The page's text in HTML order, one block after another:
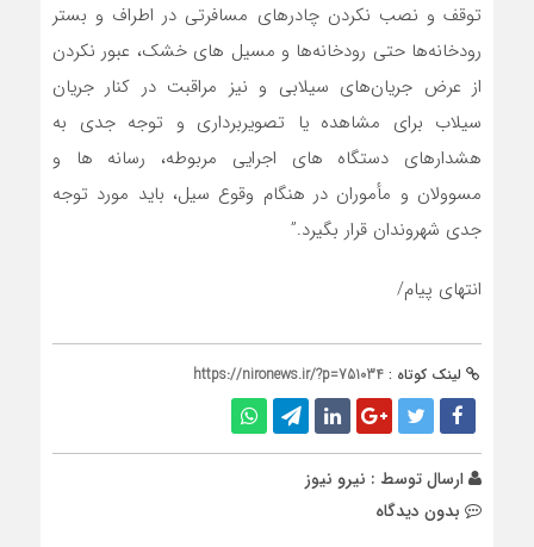
توقف و نصب نکردن چادرهای مسافرتی در اطراف و بستر
رودخانه‌ها حتی رودخانه‌ها و مسیل های خشک، عبور نکردن
از عرض جریان‌های سیلابی و نیز مراقبت در کنار جریان
سیلاب برای مشاهده یا تصویربرداری و توجه جدی به
هشدارهای دستگاه های اجرایی مربوطه، رسانه ها و
مسوولان و مأموران در هنگام وقوع سیل، باید مورد توجه
جدی شهروندان قرار بگیرد.”
انتهای پیام/
لینک کوتاه : https://nironews.ir/?p=751034
ارسال توسط : نیرو نیوز
بدون دیدگاه